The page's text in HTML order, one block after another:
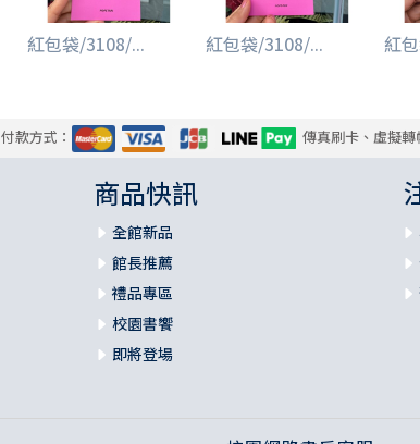
紅包袋/3108/... 紅包袋/3108/... 紅
付款方式： 傳真刷卡、虛擬
商品快訊
全館新品
館長推薦
禮品專區
校園書饗
即將登場